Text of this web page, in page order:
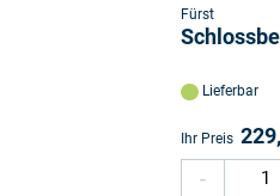
Fürst
Lieferbar
Ihr Preis
-